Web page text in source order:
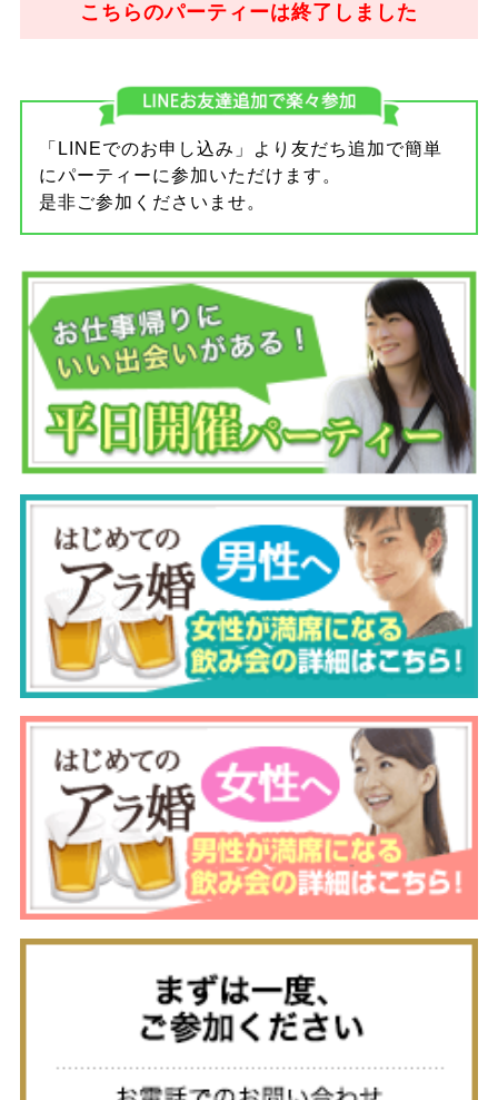
こちらのパーティーは終了しました
「LINEでのお申し込み」より友だち追加で簡単
にパーティーに参加いただけます。
是非ご参加くださいませ。